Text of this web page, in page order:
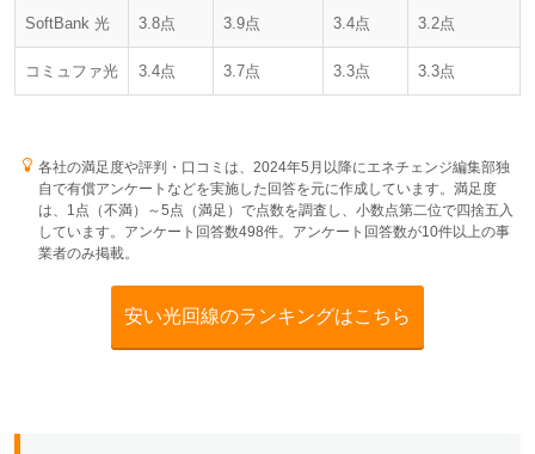
SoftBank 光 3.8点 3.9点 3.4点 3.2点
コミュファ光 3.4点 3.7点 3.3点 3.3点
各社の満足度や評判・口コミは、2024年5月以降にエネチェンジ編集部独
自で有償アンケートなどを実施した回答を元に作成しています。満足度
は、1点（不満）～5点（満足）で点数を調査し、小数点第二位で四捨五入
しています。アンケート回答数498件。アンケート回答数が10件以上の事
業者のみ掲載。
安い光回線のランキングはこちら